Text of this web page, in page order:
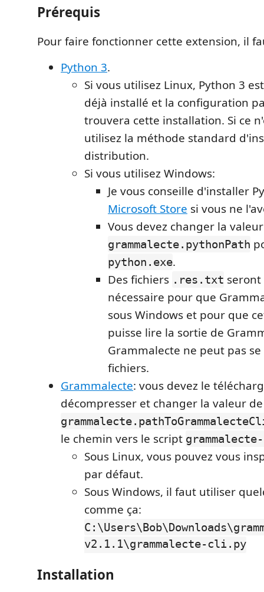
Prérequis
Pour faire fonctionner cette extension, il
Python 3.
Si vous utilisez Linux, Python 3
déjà installé et la configuration
trouvera cette installation. Si ce
utilisez la méthode standard
distribution.
Si vous utilisez Windows:
Je vous conseille d'installer
Microsoft Store si vous ne
Vous devez changer la
grammalecte.pythonPath
python.exe.
Des fichiers .res.txt seront
nécessaire pour que
sous Windows et pour que
puisse lire la sortie de
Grammalecte ne peut pas
fichiers.
Grammalecte: vous devez le
décompresser et changer la valeur de
le chemin vers le script
Sous Linux, vous pouvez vous
par défaut.
Sous Windows, il faut utiliser
comme ça:
v2.1.1\grammalecte-cli.py
Installation